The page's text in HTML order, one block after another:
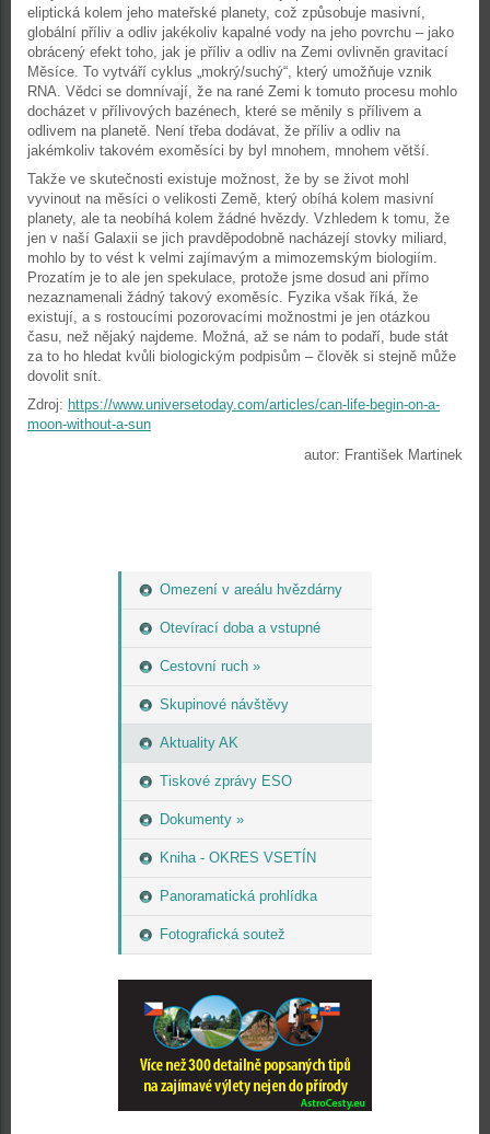
Omezení v areálu hvězdárny
Otevírací doba a vstupné
Cestovní ruch »
Skupinové návštěvy
Aktuality AK
Tiskové zprávy ESO
Dokumenty »
Kniha - OKRES VSETÍN
Panoramatická prohlídka
Fotografická soutež
eliptická kolem jeho mateřské planety, což způsobuje masivní,
globální příliv a odliv jakékoliv kapalné vody na jeho povrchu – jako
obrácený efekt toho, jak je příliv a odliv na Zemi ovlivněn gravitací
Měsíce. To vytváří cyklus „mokrý/suchý“, který umožňuje vznik
RNA. Vědci se domnívají, že na rané Zemi k tomuto procesu mohlo
docházet v přílivových bazénech, které se měnily s přílivem a
odlivem na planetě. Není třeba dodávat, že příliv a odliv na
jakémkoliv takovém exoměsíci by byl mnohem, mnohem větší.
Takže ve skutečnosti existuje možnost, že by se život mohl
vyvinout na měsíci o velikosti Země, který obíhá kolem masivní
planety, ale ta neobíhá kolem žádné hvězdy. Vzhledem k tomu, že
jen v naší Galaxii se jich pravděpodobně nacházejí stovky miliard,
mohlo by to vést k velmi zajímavým a mimozemským biologiím.
Prozatím je to ale jen spekulace, protože jsme dosud ani přímo
nezaznamenali žádný takový exoměsíc. Fyzika však říká, že
existují, a s rostoucími pozorovacími možnostmi je jen otázkou
času, než nějaký najdeme. Možná, až se nám to podaří, bude stát
za to ho hledat kvůli biologickým podpisům – člověk si stejně může
dovolit snít.
Zdroj: https://www.universetoday.com/articles/can-life-begin-on-a-
moon-without-a-sun
autor: František Martinek